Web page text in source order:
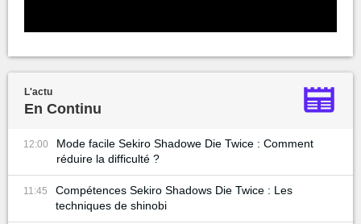
L'actu
En Continu
12:00
Mode facile Sekiro Shadowe Die Twice : Comment
réduire la difficulté ?
11:45
Compétences Sekiro Shadows Die Twice : Les
techniques de shinobi